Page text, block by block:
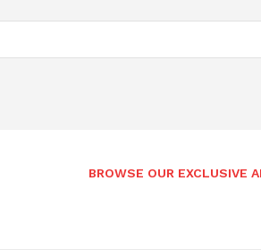
BROWSE OUR EXCLUSIVE